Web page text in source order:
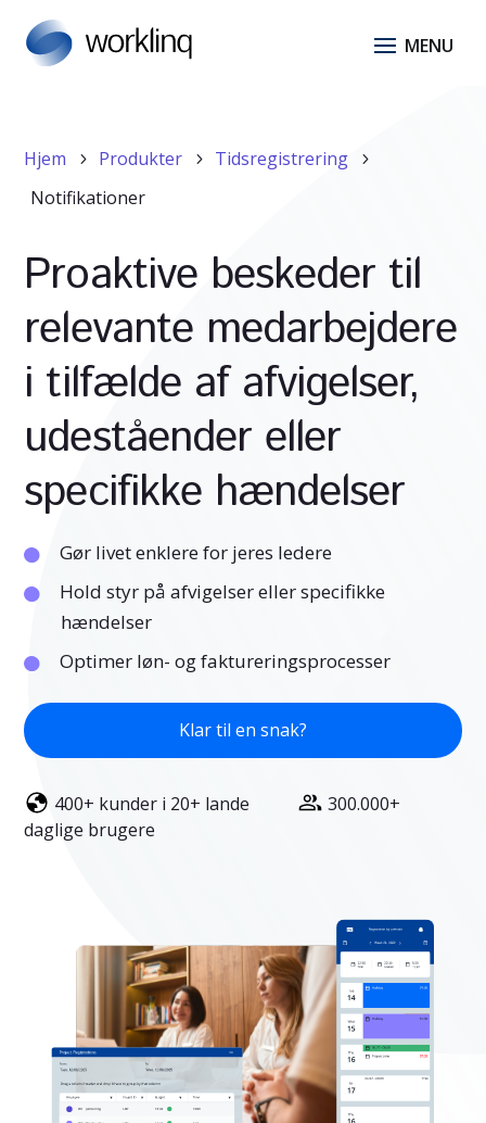
Hjem 5 Produkter 5 Tidsregistrering 5
Notifikationer
Proaktive beskeder til
relevante medarbejdere
i tilfælde af afvigelser,
udeståender eller
specifikke hændelser
Gør livet enklere for jeres ledere
Hold styr på afvigelser eller specifikke
hændelser
Optimer løn- og faktureringsprocesser
Klar til en snak?
400+ kunder i 20+ lande
300.000+
daglige brugere